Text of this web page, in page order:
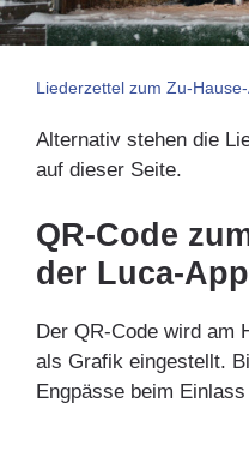
Liederzettel zum Zu-
Alternativ stehen die
auf dieser Seite.
QR-Code
der Luca-App
Der QR-Code wird am
als Grafik eingestellt.
Engpässe beim